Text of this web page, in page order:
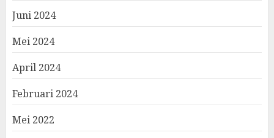
Juni 2024
Mei 2024
April 2024
Februari 2024
Mei 2022